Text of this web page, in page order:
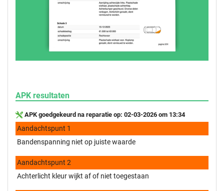
APK resultaten
APK goedgekeurd na reparatie op: 02-03-2026 om 13:34
Aandachtspunt 1
Bandenspanning niet op juiste waarde
Aandachtspunt 2
Achterlicht kleur wijkt af of niet toegestaan